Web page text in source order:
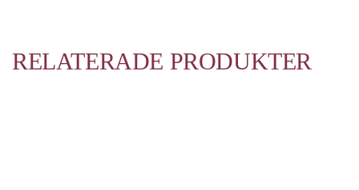
RELATERADE PRODUKTER